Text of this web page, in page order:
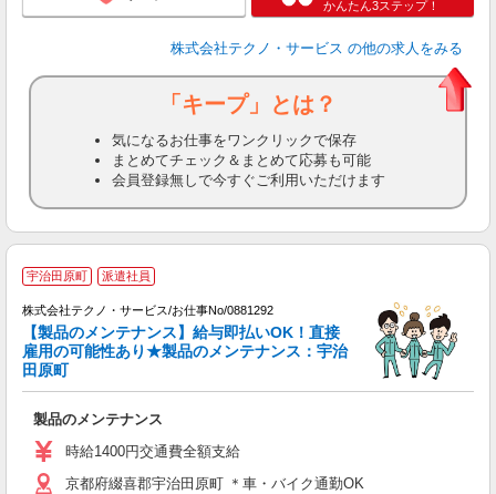
かんたん3ステップ！
株式会社テクノ・サービス の他の求人をみる
「キープ」とは？
気になるお仕事をワンクリックで保存
まとめてチェック＆まとめて応募も可能
会員登録無しで今すぐご利用いただけます
宇治田原町 派遣社員
株式会社テクノ・サービス/お仕事No/0881292
【製品のメンテナンス】給与即払いOK！直接
雇用の可能性あり★製品のメンテナンス：宇治
田原町
製品のメンテナンス
時給1400円交通費全額支給
京都府綴喜郡宇治田原町 ＊車・バイク通勤OK